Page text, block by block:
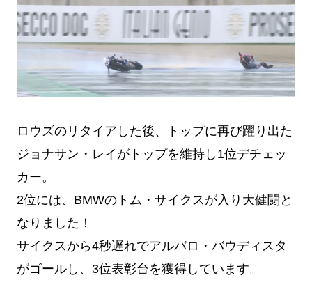
ロウズのリタイアした後、トップに再び躍り出た
ジョナサン・レイがトップを維持し1位デチェッ
カー。
2位には、BMWのトム・サイクスが入り大健闘と
なりました！
サイクスから4秒遅れでアルバロ・バウディスタ
がゴールし、3位表彰台を獲得しています。